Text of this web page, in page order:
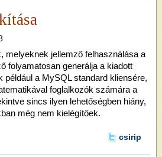
melyeknek jellemző felhasználása a
folyamatosan generálja a kiadott
a MySQL standard kliensére,
foglalkozók számára a
sincs ilyen lehetőségben hiány,
még nem kielégítőek.
csirip